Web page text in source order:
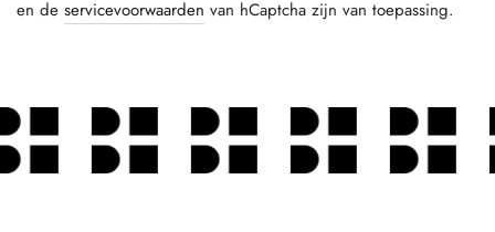
en de servicevoorwaarden van hCaptcha zijn van toepassing.